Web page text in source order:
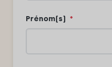
Prénom(s) *